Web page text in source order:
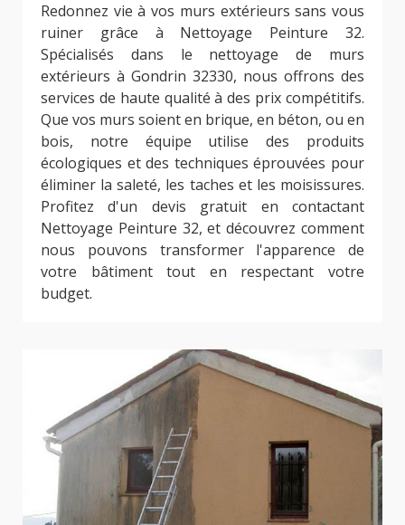
Redonnez vie à vos murs extérieurs sans vous
ruiner grâce à Nettoyage Peinture 32.
Spécialisés dans le nettoyage de murs
extérieurs à Gondrin 32330, nous offrons des
services de haute qualité à des prix compétitifs.
Que vos murs soient en brique, en béton, ou en
bois, notre équipe utilise des produits
écologiques et des techniques éprouvées pour
éliminer la saleté, les taches et les moisissures.
Profitez d'un devis gratuit en contactant
Nettoyage Peinture 32, et découvrez comment
nous pouvons transformer l'apparence de
votre bâtiment tout en respectant votre
budget.